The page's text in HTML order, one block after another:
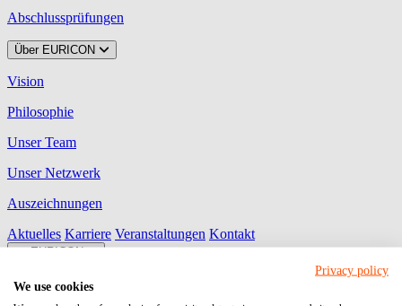
Abschlussprüfungen
Über EURICON
Vision
Philosophie
Unser Team
Unser Netzwerk
Auszeichnungen
Aktuelles Karriere Veranstaltungen Kontakt
myEURICON
MyDATEV Portal
Privacy policy
We use cookies